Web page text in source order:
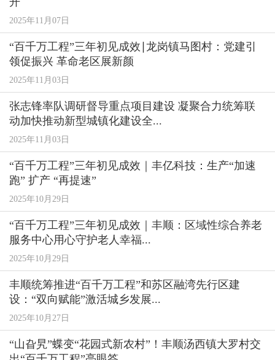
2025年11月07日
“百千万工程”三年初见成效∣龙岗镇马图村：党建引
领促振兴 革命老区展新颜
2025年11月03日
张志锋率队调研督导重点项目建设 凝聚合力统筹联
动加快推动新型城镇化建设全...
2025年11月03日
“百千万工程”三年初见成效｜丰亿科技：生产“加速
跑” 扩产 “再提速”
2025年10月29日
“百千万工程”三年初见成效｜丰顺：区域性综合养老
服务中心用心守护老人幸福...
2025年10月29日
丰顺统筹推进“百千万工程”和苏区融湾先行区建
设：“双向赋能”激活城乡发展...
2025年10月27日
“山旮旯”蝶变“花园式新农村”！丰顺汤西镇大罗村交